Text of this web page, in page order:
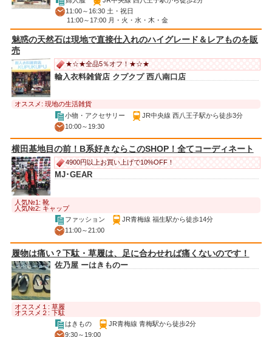
11:00～16:30 土・祝日
11:00～17:00 月・火・水・木・金
魅惑の天然石は現地で直接仕入れのハイグレード＆レアものを販
売
★☆★全品5％オフ！★☆★
輸入衣料雑貨店 クプクプ 西八南口店
オススメ: 現地の生活雑貨
小物・アクセサリー
JR中央線 西八王子駅から徒歩3分
10:00～19:30
横田基地目の前！B系好きならこのSHOP！全てコーディネート
4900円以上お買い上げで10%OFF！
MJ･GEAR
人気№1: 靴
人気№2: キャップ
ファッション
JR青梅線 福生駅から徒歩14分
11:00～21:00
履物は痛い？下駄・草履は、足に合わせれば痛くないのです！
佐乃屋 ーはきものー
オススメ１: 草履
オススメ２: 下駄
はきもの
JR青梅線 青梅駅から徒歩2分
9:30～19:00